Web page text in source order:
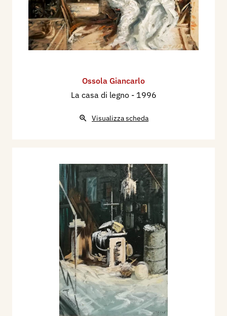
Ossola Giancarlo
La casa di legno - 1996
Visualizza scheda